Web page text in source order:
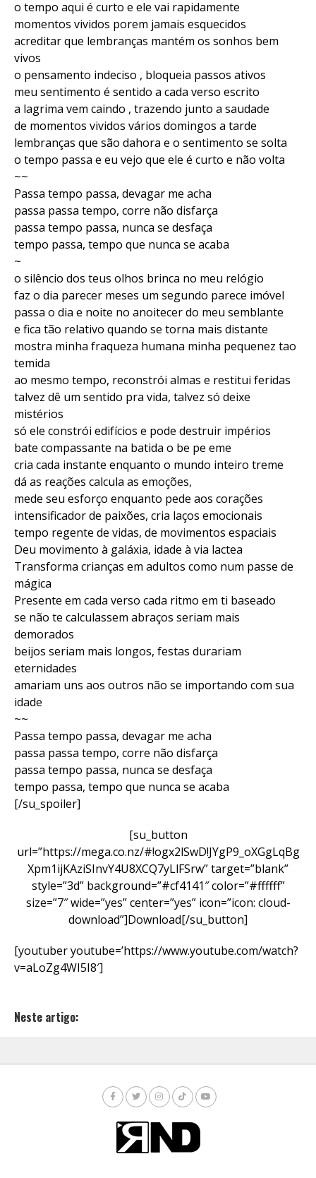
o tempo aqui é curto e ele vai rapidamente
momentos vividos porem jamais esquecidos
acreditar que lembranças mantém os sonhos bem
vivos
o pensamento indeciso , bloqueia passos ativos
meu sentimento é sentido a cada verso escrito
a lagrima vem caindo , trazendo junto a saudade
de momentos vividos vários domingos a tarde
lembranças que são dahora e o sentimento se solta
o tempo passa e eu vejo que ele é curto e não volta
~~
Passa tempo passa, devagar me acha
passa passa tempo, corre não disfarça
passa tempo passa, nunca se desfaça
tempo passa, tempo que nunca se acaba
~
o silêncio dos teus olhos brinca no meu relógio
faz o dia parecer meses um segundo parece imóvel
passa o dia e noite no anoitecer do meu semblante
e fica tão relativo quando se torna mais distante
mostra minha fraqueza humana minha pequenez tao
temida
ao mesmo tempo, reconstrói almas e restitui feridas
talvez dê um sentido pra vida, talvez só deixe
mistérios
só ele constrói edifícios e pode destruir impérios
bate compassante na batida o be pe eme
cria cada instante enquanto o mundo inteiro treme
dá as reações calcula as emoções,
mede seu esforço enquanto pede aos corações
intensificador de paixões, cria laços emocionais
tempo regente de vidas, de movimentos espaciais
Deu movimento à galáxia, idade à via lactea
Transforma crianças em adultos como num passe de
mágica
Presente em cada verso cada ritmo em ti baseado
se não te calculassem abraços seriam mais
demorados
beijos seriam mais longos, festas durariam
eternidades
amariam uns aos outros não se importando com sua
idade
~~
Passa tempo passa, devagar me acha
passa passa tempo, corre não disfarça
passa tempo passa, nunca se desfaça
tempo passa, tempo que nunca se acaba
[/su_spoiler]
[su_button
url=”https://mega.co.nz/#!ogx2lSwD!JYgP9_oXGgLqBg
Xpm1ijKAziSInvY4U8XCQ7yLlFSrw” target=”blank”
style=”3d” background=”#cf4141″ color=”#ffffff”
size=”7″ wide=”yes” center=”yes” icon=”icon: cloud-
download”]Download[/su_button]
[youtuber youtube=’https://www.youtube.com/watch?
v=aLoZg4WI5I8′]
Neste artigo: